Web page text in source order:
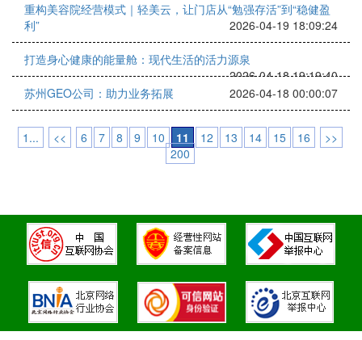
重构美容院经营模式｜轻美云，让门店从“勉强存活”到“稳健盈
利”
2026-04-19 18:09:24
打造身心健康的能量舱：现代生活的活力源泉
2026-04-18 19:19:40
苏州GEO公司：助力业务拓展
2026-04-18 00:00:07
1... << 6 7 8 9 10 11 12 13 14 15 16
>>
200